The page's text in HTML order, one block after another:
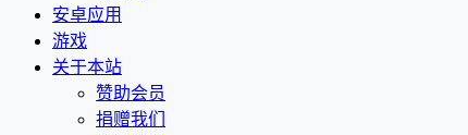
安卓应用
游戏
关于本站
赞助会员
捐赠我们